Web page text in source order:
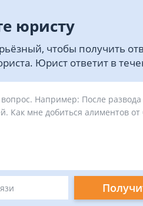
юристу
чтобы получить
Юрист ответит в